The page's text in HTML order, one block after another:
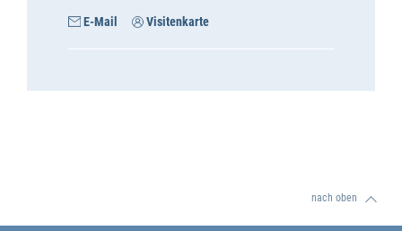
E-Mail Visitenkarte
nach oben